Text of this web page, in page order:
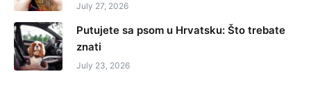
July 27, 2026
Putujete sa psom u Hrvatsku: Što trebate
znati
July 23, 2026